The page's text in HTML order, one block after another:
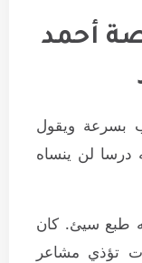
أحمد
بسرعة ويقول
درسا لن ينساه
طبع سيئ. كان
تؤذي مشاعر